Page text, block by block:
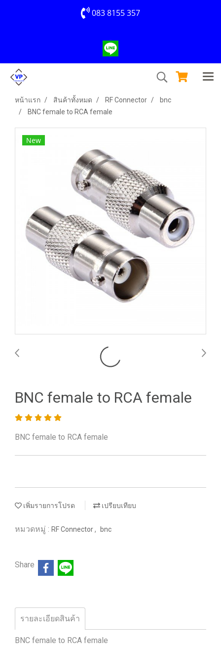
083 8155 357
หน้าแรก สินค้าทั้งหมด RF Connector
bnc
BNC female to RCA female
New
BNC female to RCA female
BNC female to RCA female
เพิ่มรายการโปรด เปรียบเทียบ
หมวดหมู่ : RF Connector, bnc
Share
รายละเอียดสินค้า
BNC female to RCA female